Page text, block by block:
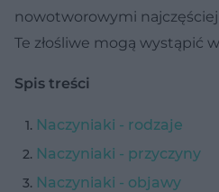
nowotworowymi
Te złośliwe mogą wystąpić
Spis treści
Naczyniaki - rodzaje
Naczyniaki - przyczyny
Naczyniaki - objawy